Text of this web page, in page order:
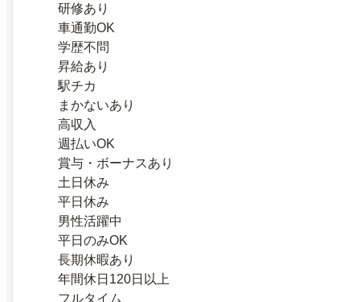
研修あり
車通勤OK
学歴不問
昇給あり
駅チカ
まかないあり
高収入
週払いOK
賞与・ボーナスあり
土日休み
平日休み
男性活躍中
平日のみOK
長期休暇あり
年間休日120日以上
フルタイム